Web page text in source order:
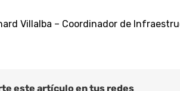
Villalba – Coordinador de
este artículo en tus redes